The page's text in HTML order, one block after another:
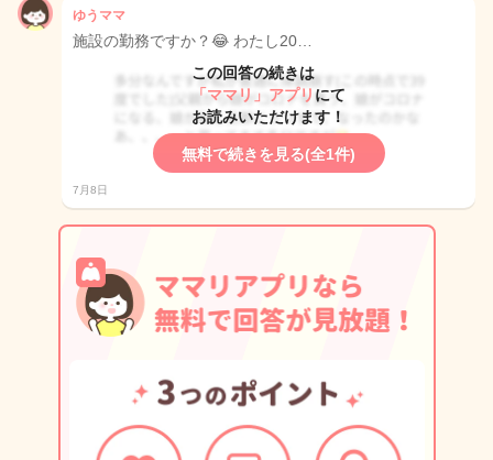
ゆうママ
施設の勤務ですか？😂 わたし20…
この回答の続きは
「ママリ」アプリ にて
お読みいただけます！
無料で続きを見る(全1件)
7月8日